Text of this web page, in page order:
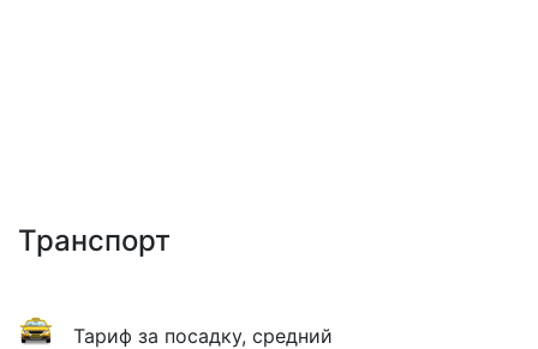
Транспорт
Тариф за посадку, средний